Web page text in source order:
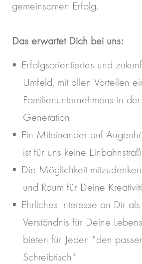
gemeinsamen Erfolg.
Das erwartet Dich bei uns:
Erfolgsorientiertes und
Umfeld, mit allen Vorteilen
Familienunternehmens in
Generation
Ein Miteinander auf
ist für uns keine
Die Möglichkeit
und Raum für Deine
Ehrliches Interesse an Dir
Verständnis für Deine
bieten für Jeden "den
Schreibtisch"